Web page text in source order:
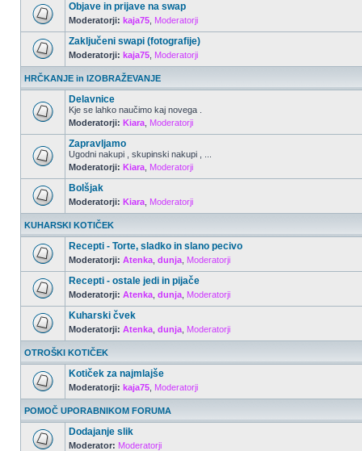
Objave in prijave na swap
Moderatorji: kaja75 Moderatorji
Zaključeni swapi (fotografije)
Moderatorji: kaja75 Moderatorji
HRČKANJE in IZOBRAŽEVANJE
Delavnice
Kje se lahko naučimo kaj novega .
Moderatorji: Kiara Moderatorji
Zapravljamo
Ugodni nakupi , skupinski nakupi , ...
Moderatorji: Kiara Moderatorji
Bolšjak
Moderatorji: Kiara Moderatorji
KUHARSKI KOTIČEK
Recepti - Torte, sladko in slano pecivo
Moderatorji: Atenka dunja Moderatorji
Recepti - ostale jedi in pijače
Moderatorji: Atenka dunja Moderatorji
Kuharski čvek
Moderatorji: Atenka dunja Moderatorji
OTROŠKI KOTIČEK
Kotiček za najmlajše
Moderatorji: kaja75 Moderatorji
POMOČ UPORABNIKOM FORUMA
Dodajanje slik
Moderator: Moderatorji